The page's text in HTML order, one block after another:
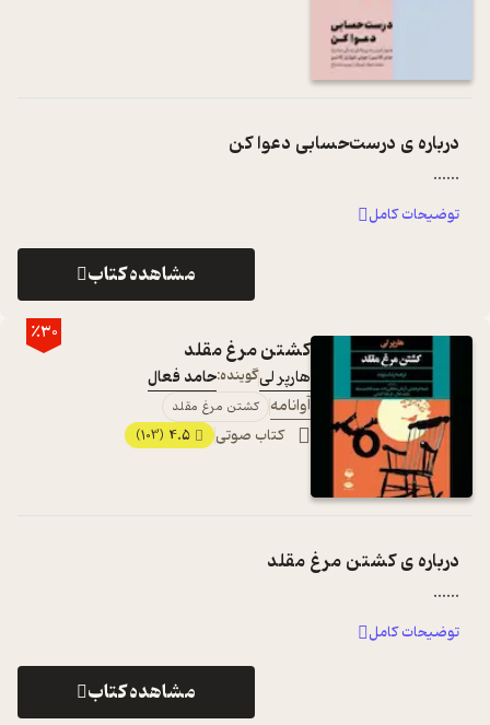
درباره ی درست‌حسابی دعوا کن
...
...
توضیحات کامل
مشاهده کتاب
٪30
کشتن مرغ مقلد
هارپر لیگوینده:حامد فعال
آوانامه
کشتن مرغ مقلد
کتاب صوتی 4.5
(103)
درباره یکشتن مرغ مقلد
...
...
توضیحات کامل
مشاهده کتاب